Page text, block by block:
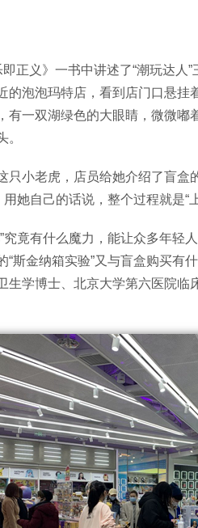
正义》一书中讲述了“潮玩达人”
的泡泡玛特店，看到店门口悬
一双湖绿色的大眼睛，微微嘟
。
只小老虎，店员给她介绍了盲盒
她自己的话说，整个过程就是“上
究竟有什么魔力，能让众多年轻
“斯金纳箱实验”又与盲盒购买有
学博士、北京大学第六医院临